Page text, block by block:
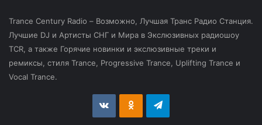
Trance Century Radio – Возможно, Лучшая Транс Радио Станция.
Лучшие DJ и Артисты СНГ и Мира в Экслюзивных радиошоу
TCR, а также Горячие новинки и экслюзивные треки и
ремиксы, стиля Trance, Progressive Trance, Uplifting Trance и
Vocal Trance.
vk.com Odnoklassniki
Telegram